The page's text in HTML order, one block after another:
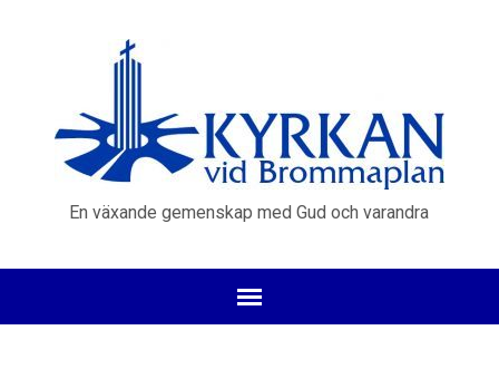
En växande gemenskap med Gud och varandra